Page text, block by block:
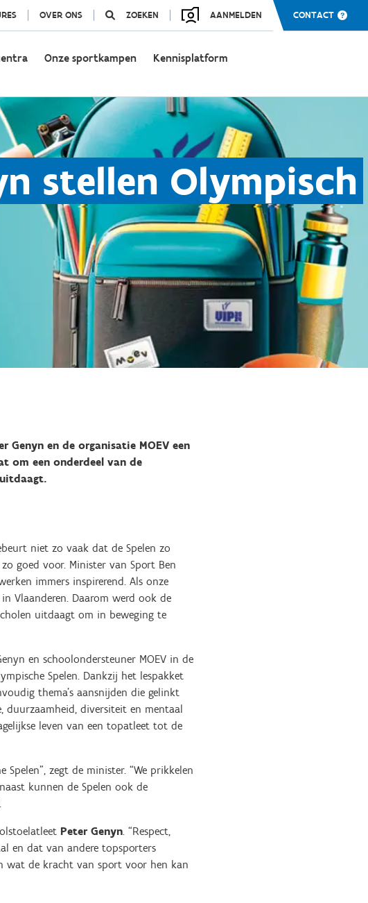
OVER ONS ZOEKEN AANMELDEN CONTACT
Onze sportkampen Kennisplatform
stellen Olympisch
en de organisatie MOEV een
om een onderdeel van de
niet zo vaak dat de Spelen zo
goed voor. Minister van Sport Ben
immers inspirerend. Als onze
Vlaanderen. Daarom werd ook de
uitdaagt om in beweging te
en schoolondersteuner MOEV in de
Spelen. Dankzij het lespakket
thema’s aansnijden die gelinkt
duurzaamheid, diversiteit en mentaal
leven van een topatleet tot de
zegt de minister. “We prikkelen
kunnen de Spelen ook de
Peter Genyn. “Respect,
en dat van andere topsporters
wat de kracht van sport voor hen kan